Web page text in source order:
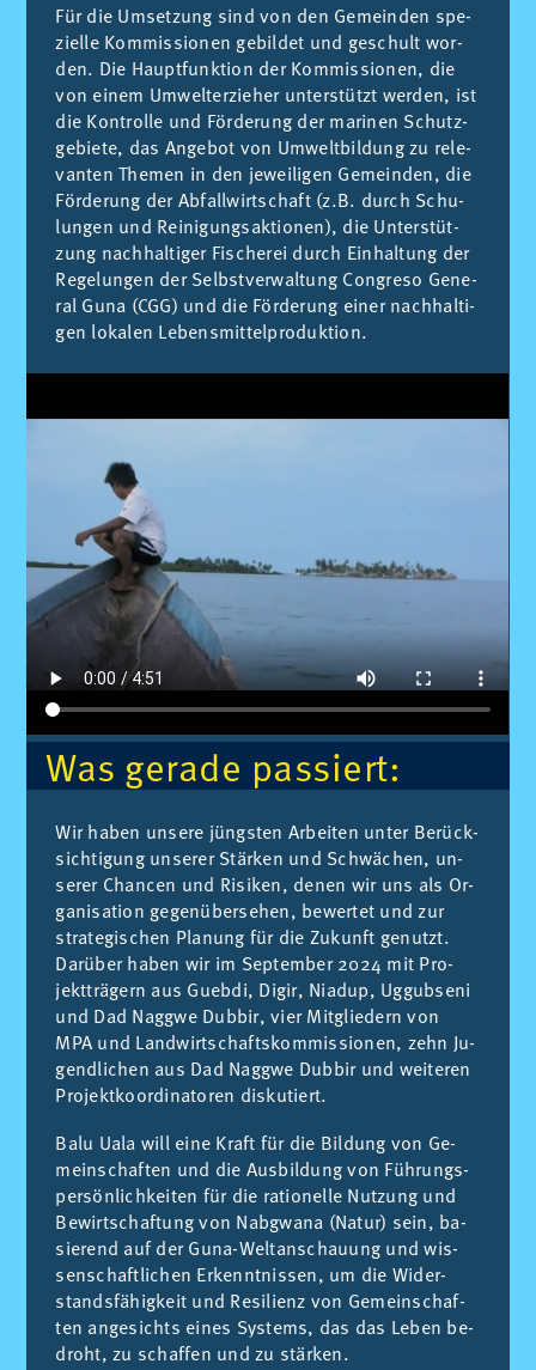
Für die Um­set­zung sind von den Ge­mein­den spe­
zi­el­le Kom­mis­sio­nen ge­bil­det und ge­schult wor­
den. Die Haupt­funk­ti­on der Kom­mis­sio­nen, die
von ei­nem Um­welt­er­zie­her un­ter­stützt wer­den, ist
die Kon­trol­le und För­de­rung der ma­ri­nen Schutz­
ge­bie­te, das An­ge­bot von Um­welt­bil­dung zu re­le­
van­ten The­men in den je­wei­li­gen Ge­mein­den, die
För­de­rung der Ab­fall­wirt­schaft (z.B. durch Schu­
lun­gen und Rei­ni­gungs­ak­tio­nen), die Un­ter­stüt­
zung nach­hal­ti­ger Fi­sche­rei durch Ein­hal­tung der
Re­ge­lun­gen der Selbst­ver­wal­tung Con­gre­so Ge­ne­
ral Guna (CGG) und die För­de­rung ei­ner nach­hal­ti­
gen lo­ka­len Le­bens­mit­tel­pro­duk­ti­on.
Was ge­ra­de pas­siert:
Wir ha­ben un­se­re jüngs­ten Ar­bei­ten un­ter Be­rück­
sich­ti­gung un­se­rer Stär­ken und Schwä­chen, un­
se­rer Chan­cen und Ri­si­ken, de­nen wir uns als Or­
ga­ni­sa­ti­on ge­gen­über­se­hen, be­wer­tet und zur
stra­te­gi­schen Pla­nung für die Zu­kunft ge­nutzt.
Dar­über ha­ben wir im Sep­tem­ber 2024 mit Pro­
jekt­trä­gern aus Gueb­di, Di­gir, Nia­dup, Ug­gub­se­ni
und Dad Nagg­we Dub­bir, vier Mit­glie­dern von
MPA und Land­wirt­schafts­kom­mis­sio­nen, zehn Ju­
gend­li­chen aus Dad Nagg­we Dub­bir und wei­te­ren
Pro­jekt­ko­or­di­na­to­ren dis­ku­tiert.
Balu Uala will eine Kraft für die Bil­dung von Ge­
mein­schaf­ten und die Aus­bil­dung von Füh­rungs­
per­sön­lich­kei­ten für die ra­tio­nel­le Nut­zung und
Be­wirt­schaf­tung von Nabgwa­na (Na­tur) sein, ba­
sie­rend auf der Guna-Welt­an­schau­ung und wis­
sen­schaft­li­chen Er­kennt­nis­sen, um die Wi­der­
stands­fä­hig­keit und Resi­li­enz von Ge­mein­schaf­
ten an­ge­sichts ei­nes Sys­tems, das das Le­ben be­
droht, zu schaf­fen und zu stär­ken.